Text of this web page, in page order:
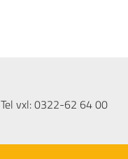
Tel vxl: 0322-62 64 00